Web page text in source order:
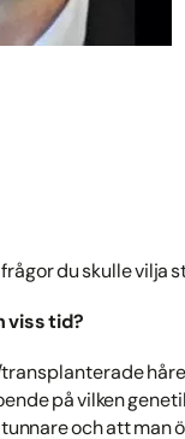
du skulle vilja
viss tid?
på vilken
och att man